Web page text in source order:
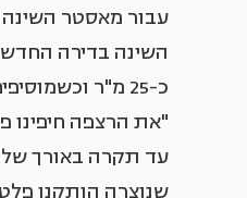
עבור מאסטר
השינה בדירה
"את הרצפה חיפינו
שנוצרה הותקנו